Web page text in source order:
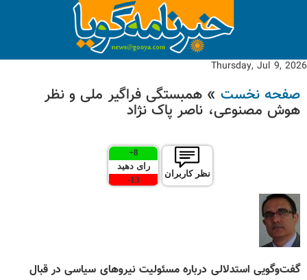
Thursday, Jul 9, 2026
صفحه نخست » همبستگی فراگیر ملی و نظر
هوش مصنوعی، ناصر پاک نژاد
نظر کاربران
8
+
رای دهید
13
-
گفت‌وگویی استدلالی درباره مسئولیت نیروهای سیاسی در قبال